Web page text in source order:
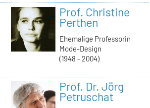
Prof. Christine
Perthen
Ehemalige Professorin
Mode-Design
(1948 - 2004)
Prof. Dr. Jörg
Petruschat